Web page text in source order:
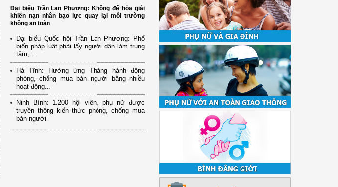
Đại biểu Trần Lan Phương: Không để hòa giải
khiến nạn nhân bạo lực quay lại môi trường
không an toàn
Đại biểu Quốc hội Trần Lan Phương: Phổ
biến pháp luật phải lấy người dân làm trung
tâm,...
Hà Tĩnh: Hưởng ứng Tháng hành động
phòng, chống mua bán người bằng nhiều
hoạt động...
Ninh Bình: 1.200 hội viên, phụ nữ được
truyền thông kiến thức phòng, chống mua
bán người